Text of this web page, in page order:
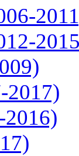
2017)
2016)